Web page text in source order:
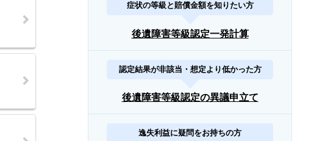
症状の等級と賠償金額を知りたい方
後遺障害等級認定一発計算
認定結果が非該当・想定より低かった方
後遺障害等級認定の異議申立て
逸失利益に疑問をお持ちの方